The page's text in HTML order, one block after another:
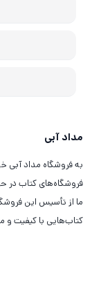
مداد آبی
به فروشگاه مداد آبی
فروشگاه‌های کتاب در
ما از تأسیس این
کتاب‌هایی با کیفیت و